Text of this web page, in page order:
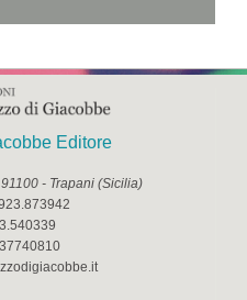
Editore
91100 - Trapani (Sicilia)